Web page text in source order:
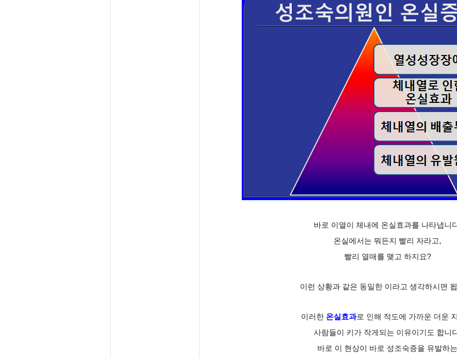
바로 이열이 체내에 온실효과를 나타냅니
온실에서는 뭐든지 빨리 자라고,
빨리 열매를 맺고 하지요?
이런 상황과 같은 동일한 이라고 생각하시면
이러한 온실효과로 인해 적도에 가까운 더운
사람들이 키가 작게되는 이유이기도 합니
바로 이 현상이 바로 성조숙증을 유발하는